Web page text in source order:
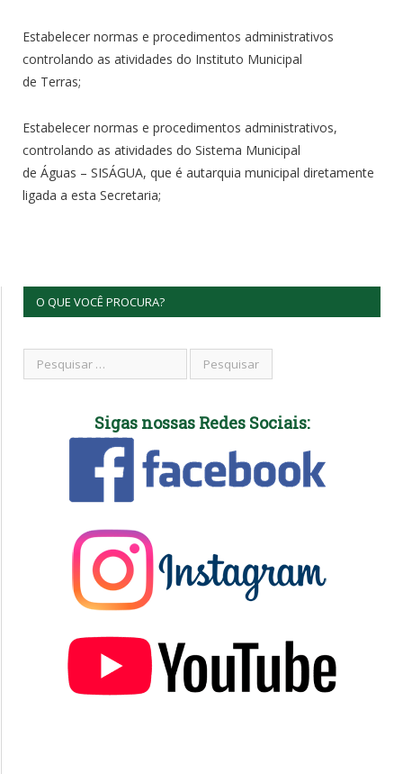
Estabelecer normas e procedimentos administrativos
controlando as atividades do Instituto Municipal
de Terras;
Estabelecer normas e procedimentos administrativos,
controlando as atividades do Sistema Municipal
de Águas – SISÁGUA, que é autarquia municipal diretamente
ligada a esta Secretaria;
O QUE VOCÊ PROCURA?
Sigas nossas Redes Sociais: